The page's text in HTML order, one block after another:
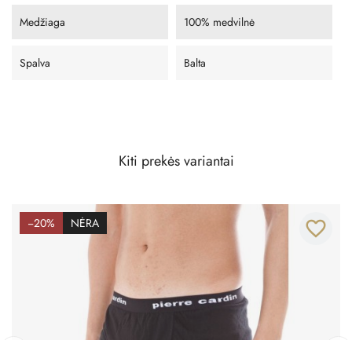
Medžiaga 100% medvilnė
Spalva Balta
Kiti prekės variantai
−20% NĖRA favorite_border